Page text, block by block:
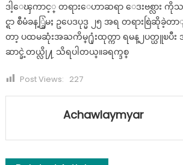
ဒါ့ေၾကာင့္ တရားေဟာဆရာ ေဒးဗစ္လား ကို
င္ရာ စီမံခန့္ခြဲမႈ ဥပေဒပုဒ္မ ၂၅ အရ တရားစြဲဆိုခဲ့တ
တာ့ ပထမဆုံးအႀကိမ္႐ုံးထုတ္ကာ ရမန္၂ပတ္ယူၿပီး
ဆာင္ခဲ့တယ္လို႔ သိရပါတယ္။ခရက္ဒစ္
Post Views: 227
Achawlaymyar